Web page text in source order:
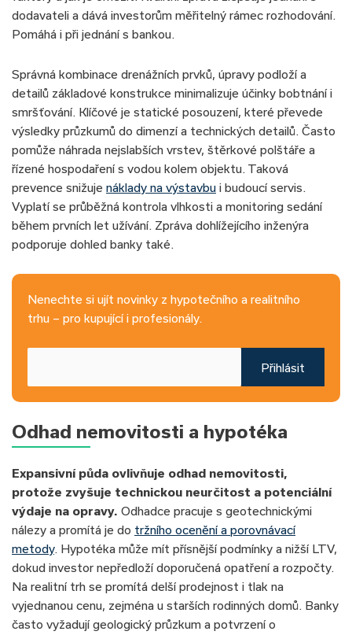
dodavateli a dává investorům měřitelný rámec rozhodování.
Pomáhá i při jednání s bankou.
Správná kombinace drenážních prvků, úpravy podloží a
detailů základové konstrukce minimalizuje účinky bobtnání i
smršťování. Klíčové je statické posouzení, které převede
výsledky průzkumů do dimenzí a technických detailů. Často
pomůže náhrada nejslabších vrstev, štěrkové polštáře a
řízené hospodaření s vodou kolem objektu. Taková
prevence snižuje náklady na výstavbu i budoucí servis.
Vyplatí se průběžná kontrola vlhkosti a monitoring sedání
během prvních let užívání. Zpráva dohlížejícího inženýra
podporuje dohled banky také.
Nenechte si ujít novinky z hypotečního a realitního
trhu – pro kupující i profesionály.
Přihlásit
Odhad nemovitosti a hypotéka
Expansivní půda ovlivňuje odhad nemovitosti,
protože zvyšuje technickou neurčitost a potenciální
výdaje na opravy. Odhadce pracuje s geotechnickými
nálezy a promítá je do tržního ocenění a porovnávací
metody. Hypotéka může mít přísnější podmínky a nižší LTV,
dokud investor nepředloží doporučená opatření a rozpočty.
Na realitní trh se promítá delší prodejnost i tlak na
vyjednanou cenu, zejména u starších rodinných domů. Banky
často vyžadují geologický průzkum a potvrzení o